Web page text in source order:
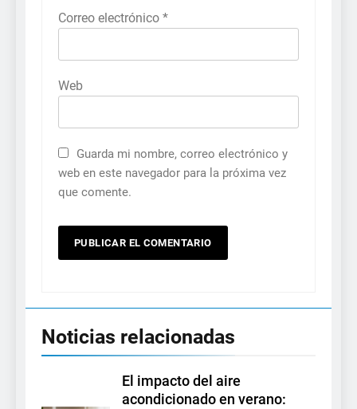
Correo electrónico *
Web
Guarda mi nombre, correo electrónico y
web en este navegador para la próxima vez
que comente.
Noticias relacionadas
El impacto del aire
acondicionado en verano: